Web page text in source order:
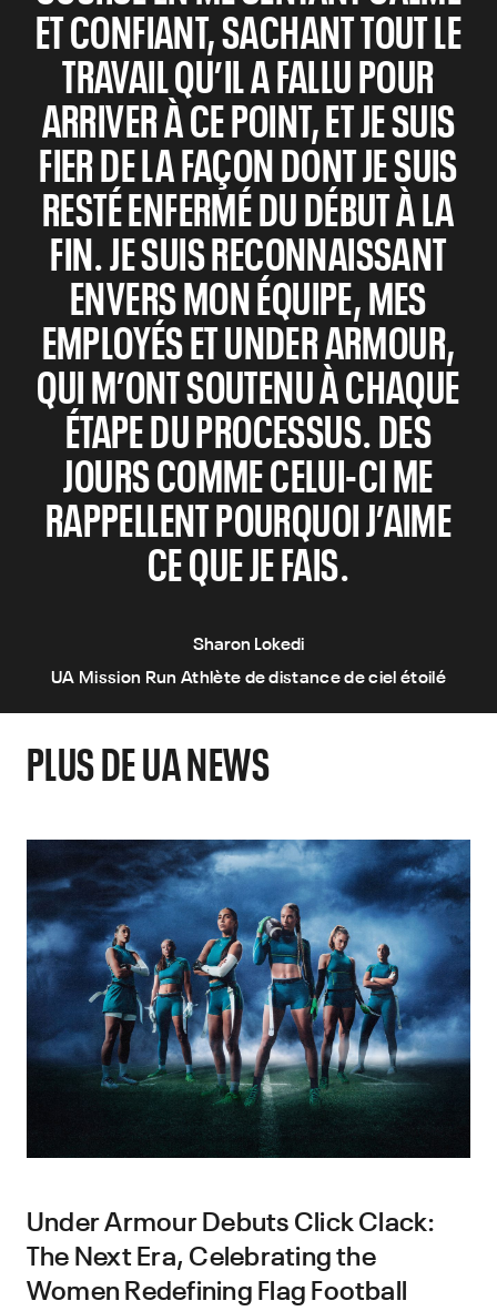
ET CONFIANT, SACHANT TOUT LE
TRAVAIL QU’IL A FALLU POUR
ARRIVER À CE POINT, ET JE SUIS
FIER DE LA FAÇON DONT JE SUIS
RESTÉ ENFERMÉ DU DÉBUT À LA
FIN. JE SUIS RECONNAISSANT
ENVERS MON ÉQUIPE, MES
EMPLOYÉS ET UNDER ARMOUR,
QUI M’ONT SOUTENU À CHAQUE
ÉTAPE DU PROCESSUS. DES
JOURS COMME CELUI-CI ME
RAPPELLENT POURQUOI J’AIME
CE QUE JE FAIS.
Sharon Lokedi
UA Mission Run Athlète de distance de ciel étoilé
PLUS DE UA NEWS
Under Armour Debuts Click Clack:
The Next Era, Celebrating the
Women Redefining Flag Football